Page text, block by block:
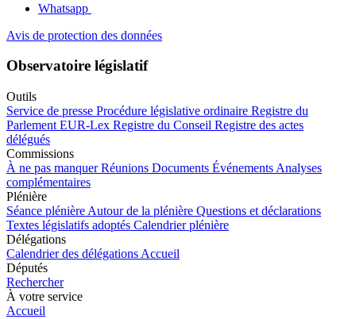
Whatsapp
Avis de protection des données
Observatoire législatif
Outils
Service de presse Procédure législative ordinaire Registre du
Parlement EUR-Lex Registre du Conseil Registre des actes
délégués
Commissions
À ne pas manquer Réunions Documents Événements Analyses
complémentaires
Plénière
Séance plénière Autour de la plénière Questions et déclarations
Textes législatifs adoptés Calendrier plénière
Délégations
Calendrier des délégations Accueil
Députés
Rechercher
À votre service
Accueil